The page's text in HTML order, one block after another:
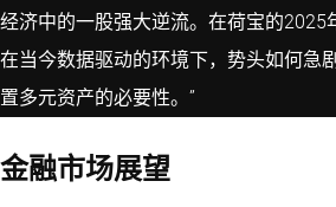
经济中的一股强大逆流。在荷宝的2025
在当今数据驱动的环境下，势头如何急
置多元资产的必要性。”
金融市场展望